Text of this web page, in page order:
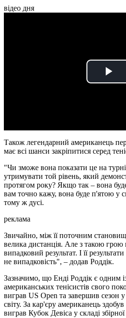
відео дня
Також легендарний американець
має всі шанси закріпитися серед
"Чи зможе вона показати це на
утримувати той рівень, який
протягом року? Якщо так – вона
вам точно кажу, вона буде п'ятою у
тому ж дусі.
реклама
Звичайно, між її поточним
велика дистанція. Але з такою грою
випадковий результат. І її
не випадковість", – додав Роддік.
Зазначимо, що Енді Роддік є одним
американських тенісистів свого
виграв US Open та завершив сезон у
світу. За кар'єру американець
виграв Кубок Девіса у складі